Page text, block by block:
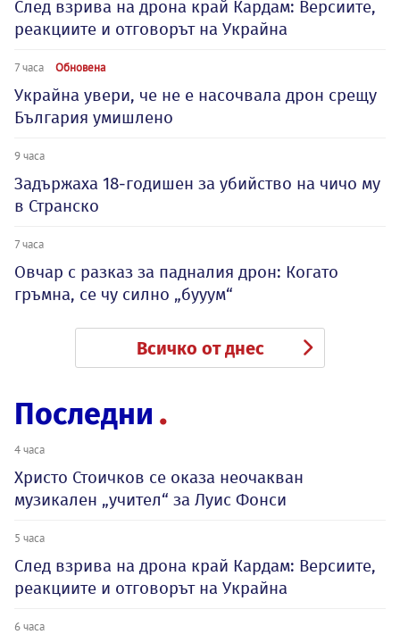
След взрива на дрона край Кардам: Версиите,
реакциите и отговорът на Украйна
7 часа Обновена
Украйна увери, че не е насочвала дрон срещу
България умишлено
9 часа
Задържаха 18-годишен за убийство на чичо му
в Странско
7 часа
Овчар с разказ за падналия дрон: Когато
гръмна, се чу силно „бууум“
Всичко от днес
Последни
4 часа
Христо Стоичков се оказа неочакван
музикален „учител“ за Луис Фонси
5 часа
След взрива на дрона край Кардам: Версиите,
реакциите и отговорът на Украйна
6 часа